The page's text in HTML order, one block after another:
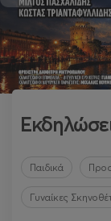
Παιδικά
Γυναίκες